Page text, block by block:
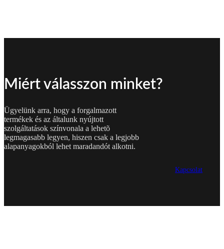
Miért válasszon minket?
Ügyelünk arra, hogy a forgalmazott
termékek és az általunk nyújtott
szolgáltatások színvonala a lehetõ
legmagasabb legyen, hiszen csak a legjobb
alapanyagokból lehet maradandót alkotni.
Kapcsolat